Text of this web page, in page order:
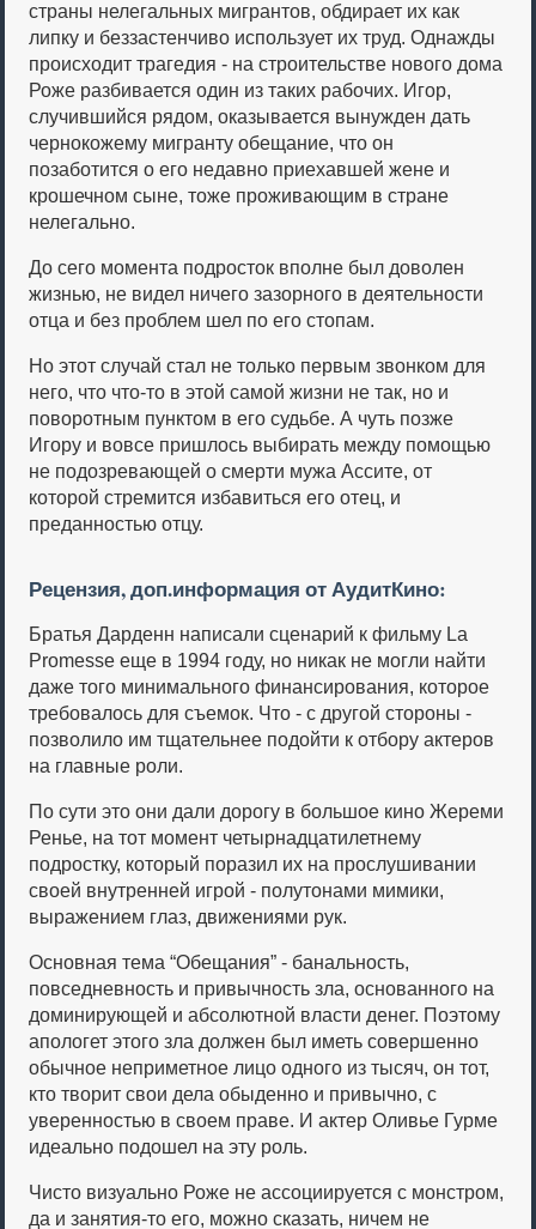
страны нелегальных мигрантов, обдирает их как
липку и беззастенчиво использует их труд. Однажды
происходит трагедия - на строительстве нового дома
Роже разбивается один из таких рабочих. Игор,
случившийся рядом, оказывается вынужден дать
чернокожему мигранту обещание, что он
позаботится о его недавно приехавшей жене и
крошечном сыне, тоже проживающим в стране
нелегально.
До сего момента подросток вполне был доволен
жизнью, не видел ничего зазорного в деятельности
отца и без проблем шел по его стопам.
Но этот случай стал не только первым звонком для
него, что что-то в этой самой жизни не так, но и
поворотным пунктом в его судьбе. А чуть позже
Игору и вовсе пришлось выбирать между помощью
не подозревающей о смерти мужа Ассите, от
которой стремится избавиться его отец, и
преданностью отцу.
Рецензия, доп.информация от АудитКино:
Братья Дарденн написали сценарий к фильму La
Promesse еще в 1994 году, но никак не могли найти
даже того минимального финансирования, которое
требовалось для съемок. Что - с другой стороны -
позволило им тщательнее подойти к отбору актеров
на главные роли.
По сути это они дали дорогу в большое кино Жереми
Ренье, на тот момент четырнадцатилетнему
подростку, который поразил их на прослушивании
своей внутренней игрой - полутонами мимики,
выражением глаз, движениями рук.
Основная тема “Обещания” - банальность,
повседневность и привычность зла, основанного на
доминирующей и абсолютной власти денег. Поэтому
апологет этого зла должен был иметь совершенно
обычное неприметное лицо одного из тысяч, он тот,
кто творит свои дела обыденно и привычно, с
уверенностью в своем праве. И актер Оливье Гурме
идеально подошел на эту роль.
Чисто визуально Роже не ассоциируется с монстром,
да и занятия-то его, можно сказать, ничем не